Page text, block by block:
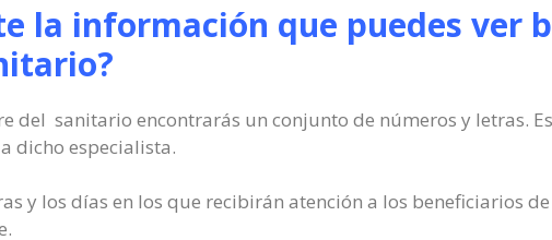
la información que puedes ver
del sanitario encontrarás un conjunto de números y letras.
dicho especialista.
y los días en los que recibirán atención a los beneficiarios